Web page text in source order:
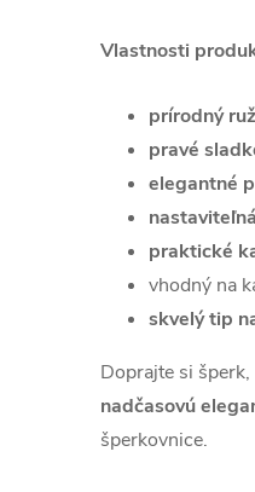
Vlastnosti
prírodný
pravé
elegantné
praktické
vhodný na
skvelý tip
Doprajte si
nadčasovú
šperkovnice.